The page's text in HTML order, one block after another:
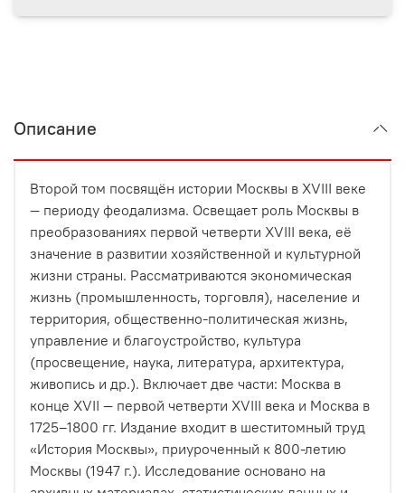
Описание
Второй том посвящён истории Москвы в XVIII веке
— периоду феодализма. Освещает роль Москвы в
преобразованиях первой четверти XVIII века, её
значение в развитии хозяйственной и культурной
жизни страны. Рассматриваются экономическая
жизнь (промышленность, торговля), население и
территория, общественно-политическая жизнь,
управление и благоустройство, культура
(просвещение, наука, литература, архитектура,
живопись и др.). Включает две части: Москва в
конце XVII — первой четверти XVIII века и Москва в
1725–1800 гг. Издание входит в шеститомный труд
«История Москвы», приуроченный к 800-летию
Москвы (1947 г.). Исследование основано на